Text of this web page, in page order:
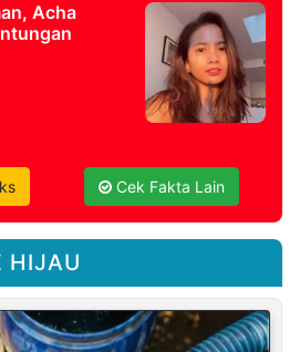
Acha
Cek Fakta Lain
HIJAU